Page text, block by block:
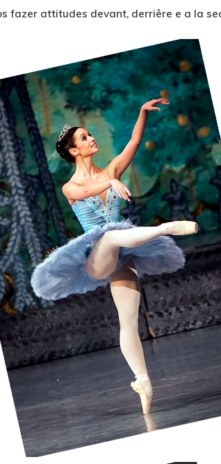
fazer attitudes devant, derriêre e a la